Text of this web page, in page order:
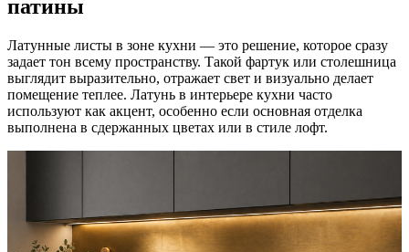
патины
Латунные листы в зоне кухни — это решение, которое сразу
задает тон всему пространству. Такой фартук или столешница
выглядит выразительно, отражает свет и визуально делает
помещение теплее. Латунь в интерьере кухни часто
используют как акцент, особенно если основная отделка
выполнена в сдержанных цветах или в стиле лофт.